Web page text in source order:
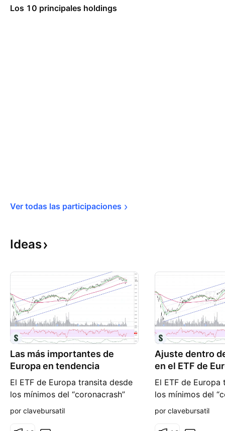
Los 10 principales holdings
Ver todas las participaciones
Ideas
Las más importantes de
Europa en tendencia
El ETF de Europa transita desde
los mínimos del “coronacrash”
dentro de una clásica for-mación
por clavebursatil
Ajuste dentro
en el ETF de
El ETF de Europa
los mínimos del
dentro de una
por clavebursatil